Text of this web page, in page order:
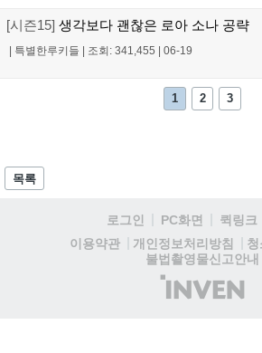
[시즌15] 생각보다 괜찮은 로아 소나 공략
| 특별한루키들 | 조회: 341,455 | 06-19
1 2 3
목록
로그인 PC화면 퀵링크
이용약관
개인정보처리방침
불법촬영물신고안내
(주)
인